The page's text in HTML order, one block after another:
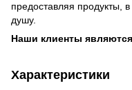
предоставляя продукты,
душу.
Наши клиенты
Характеристики